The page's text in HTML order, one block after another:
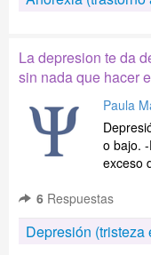
La depresion te da
sin nada que hacer
Paula
o bajo.
exceso
6 Respuestas
Depresión (tristeza